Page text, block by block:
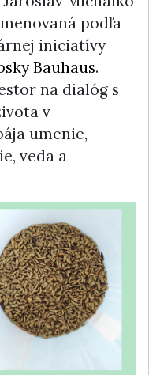
podľa
iniciatívy
Bauhaus.
na dialóg s
v
umenie,
veda a